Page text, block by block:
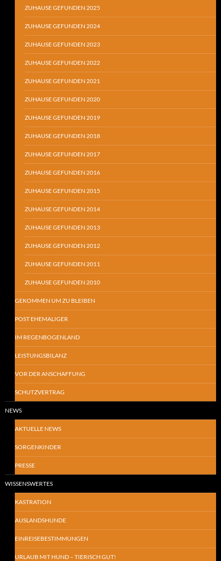
ZUHAUSE GEFUNDEN 2025
ZUHAUSE GEFUNDEN 2024
ZUHAUSE GEFUNDEN 2023
ZUHAUSE GEFUNDEN 2022
ZUHAUSE GEFUNDEN 2021
ZUHAUSE GEFUNDEN 2020
ZUHAUSE GEFUNDEN 2019
ZUHAUSE GEFUNDEN 2018
ZUHAUSE GEFUNDEN 2017
ZUHAUSE GEFUNDEN 2016
ZUHAUSE GEFUNDEN 2015
ZUHAUSE GEFUNDEN 2014
ZUHAUSE GEFUNDEN 2013
ZUHAUSE GEFUNDEN 2012
ZUHAUSE GEFUNDEN 2011
ZUHAUSE GEFUNDEN 2010
GEKOMMEN UM ZU BLEIBEN
POST EHEMALIGER
IM REGENBOGENLAND
LEISTUNGSBILANZ
VOR DER ANSCHAFFUNG
SCHUTZVERTRAG
NEWS
AKTUELLE NEWS
SORGENKINDER
PRESSE
WISSENSWERTES
KASTRATION
AUSLANDSHUNDE
EINREISEBESTIMMUNGEN
URLAUB MIT HUND – TIERISCH GUT!